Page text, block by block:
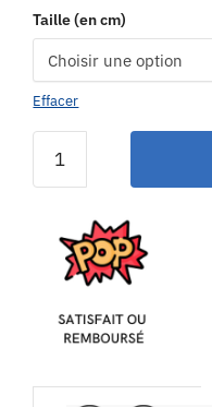
Taille (en cm)
Effacer